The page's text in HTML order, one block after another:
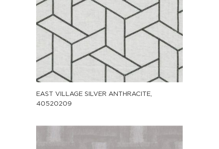
EAST VILLAGE SILVER ANTHRACITE,
40520209